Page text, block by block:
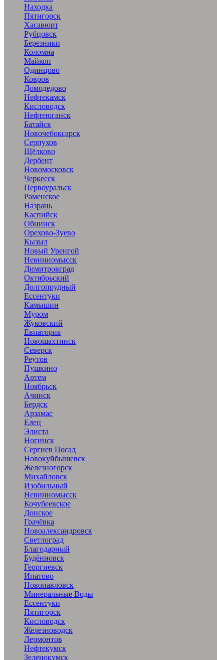
Находка
Пятигорск
Хасавюрт
Рубцовск
Березники
Коломна
Майкоп
Одинцово
Ковров
Домодедово
Нефтекамск
Кисловодск
Нефтеюганск
Батайск
Новочебоксарск
Серпухов
Щёлково
Дербент
Новомосковск
Черкесск
Первоуральск
Раменское
Назрань
Каспийск
Обнинск
Орехово-Зуево
Кызыл
Новый Уренгой
Невинномысск
Димитровград
Октябрьский
Долгопрудный
Ессентуки
Камышин
Муром
Жуковский
Евпатория
Новошахтинск
Северск
Реутов
Пушкино
Артем
Ноябрьск
Ачинск
Бердск
Арзамас
Елец
Элиста
Ногинск
Сергиев Посад
Новокуйбышевск
Железногорск
Михайловск
Изобильный
Невинномысск
Кочубеевское
Донское
Грачёвка
Новоалександровск
Светлоград
Благодарный
Будённовск
Георгиевск
Ипатово
Новопавловск
Минеральные Воды
Ессентуки
Пятигорск
Кисловодск
Железноводск
Лермонтов
Нефтекумск
Зеленокумск